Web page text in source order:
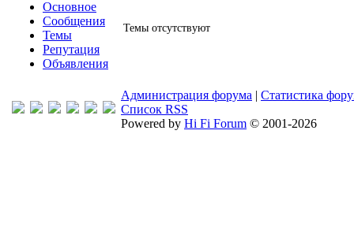
Основное
Сообщения
Темы
Репутация
Объявления
Темы отсутствуют
Администрация форума | Статистика
Список RSS
Powered by Hi Fi Forum © 2001-2026